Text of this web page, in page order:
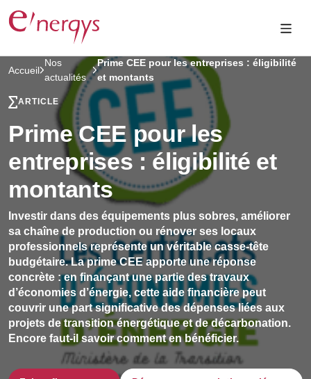
Accueil
Nos
actualités
Prime CEE pour les entreprises : éligibilité
et montants
ARTICLE
Prime CEE pour les
entreprises : éligibilité et
montants
Investir dans des équipements plus sobres, améliorer
sa chaîne de production ou rénover ses locaux
professionnels représente un véritable casse-tête
budgétaire. La prime CEE apporte une réponse
concrète : en finançant une partie des travaux
d’économies d’énergie, cette aide financière peut
couvrir une part significative des dépenses liées aux
projets de transition énergétique et de décarbonation.
Encore faut-il savoir comment en bénéficier.